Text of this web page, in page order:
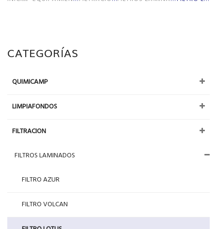
CATEGORÍAS
QUIMICAMP
LIMPIAFONDOS
FILTRACION
FILTROS LAMINADOS
FILTRO AZUR
FILTRO VOLCAN